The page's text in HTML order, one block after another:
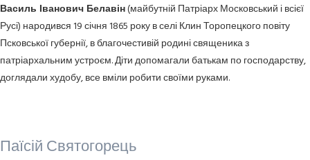
Василь Іванович Белавін(майбутній Патріарх Московський і всієї
Русі) народився 19 січня 1865 року в селі Клин Торопецкого повіту
Псковської губернії, в благочестивій родині священика з
патріархальним устроєм. Діти допомагали батькам по господарству,
доглядали худобу, все вміли робити своїми руками.
Паїсій Святогорець